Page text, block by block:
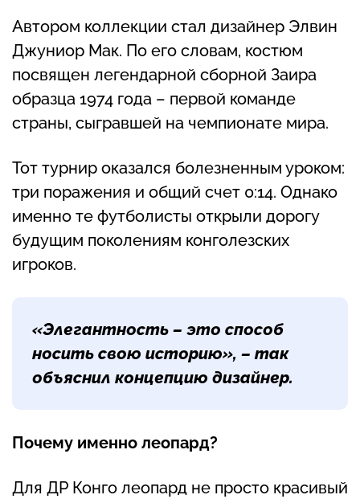
Автором коллекции стал дизайнер Элвин
Джуниор Мак. По его словам, костюм
посвящен легендарной сборной Заира
образца 1974 года – первой команде
страны, сыгравшей на чемпионате мира.
Тот турнир оказался болезненным уроком:
три поражения и общий счет 0:14. Однако
именно те футболисты открыли дорогу
будущим поколениям конголезских
игроков.
«Элегантность – это способ
носить свою историю», – так
объяснил концепцию дизайнер.
Почему именно леопард?
Для ДР Конго леопард не просто красивый